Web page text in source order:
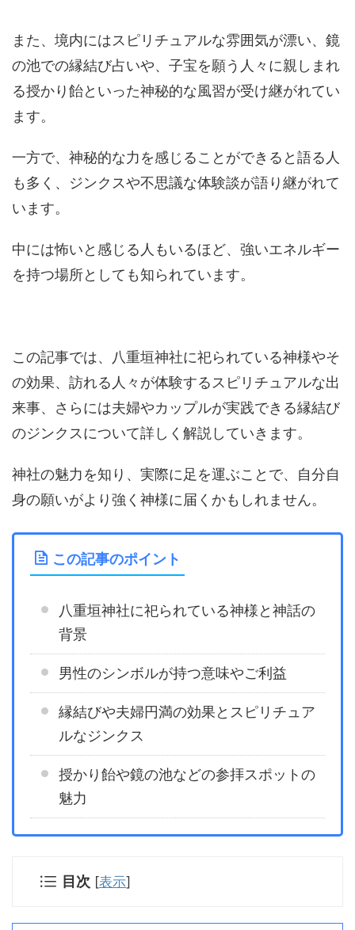
また、境内にはスピリチュアルな雰囲気が漂い、鏡
の池での縁結び占いや、子宝を願う人々に親しまれ
る授かり飴といった神秘的な風習が受け継がれてい
ます。
一方で、神秘的な力を感じることができると語る人
も多く、ジンクスや不思議な体験談が語り継がれて
います。
中には怖いと感じる人もいるほど、強いエネルギー
を持つ場所としても知られています。
この記事では、八重垣神社に祀られている神様やそ
の効果、訪れる人々が体験するスピリチュアルな出
来事、さらには夫婦やカップルが実践できる縁結び
のジンクスについて詳しく解説していきます。
神社の魅力を知り、実際に足を運ぶことで、自分自
身の願いがより強く神様に届くかもしれません。
この記事のポイント
八重垣神社に祀られている神様と神話の
背景
男性のシンボルが持つ意味やご利益
縁結びや夫婦円満の効果とスピリチュア
ルなジンクス
授かり飴や鏡の池などの参拝スポットの
魅力
目次 [表示]